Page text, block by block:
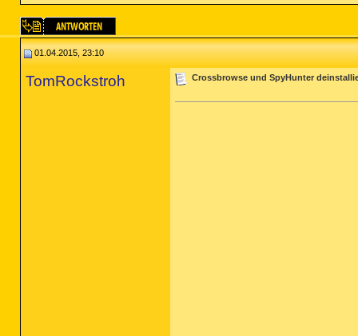
01.04.2015, 23:10
TomRockstroh Crossbrowse und SpyHunter